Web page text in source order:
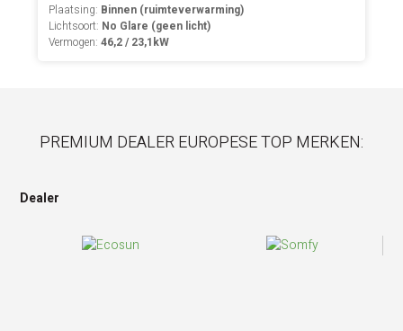
Plaatsing: Binnen (ruimteverwarming)
Lichtsoort: No Glare (geen licht)
Vermogen:46,2 / 23,1kW
PREMIUM DEALER EUROPESE TOP MERKEN:
Dealer